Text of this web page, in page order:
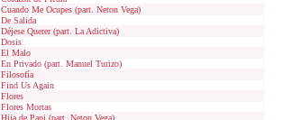
Cuando Me Ocupes (part. Neton Vega)
De Salida
Déjese Querer (part. La Adictiva)
Dosis
El Malo
En Privado (part. Manuel Turizo)
Filosofía
Find Us Again
Flores
Flores Mortas
Hija de Papi (part. Neton Vega)